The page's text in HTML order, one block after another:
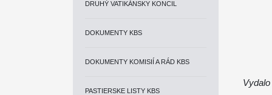
DRUHÝ VATIKÁNSKY KONCIL
DOKUMENTY KBS
DOKUMENTY KOMISIÍ A RÁD KBS
PASTIERSKE LISTY KBS